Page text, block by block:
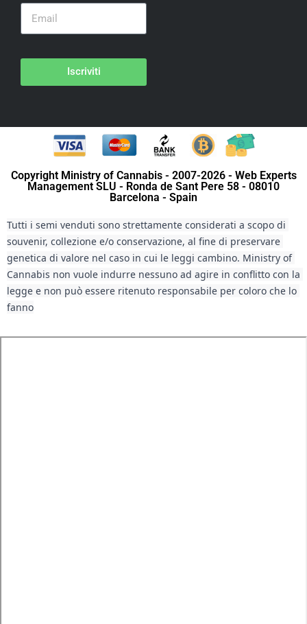
Iscriviti
Copyright Ministry of Cannabis - 2007-2026 - Web Experts
Management SLU - Ronda de Sant Pere 58 - 08010
Barcelona - Spain
Tutti i semi venduti sono strettamente considerati a scopo di
souvenir, collezione e/o conservazione, al fine di preservare
genetica di valore nel caso in cui le leggi cambino. Ministry of
Cannabis non vuole indurre nessuno ad agire in conflitto con la
legge e non può essere ritenuto responsabile per coloro che lo
fanno